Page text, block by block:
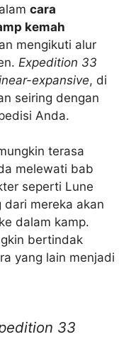
cara
kemah
mengikuti alur
Expedition 33
expansive, di
seiring dengan
Anda.
terasa
melewati bab
seperti Lune
mereka akan
dalam kamp.
bertindak
yang lain menjadi
33